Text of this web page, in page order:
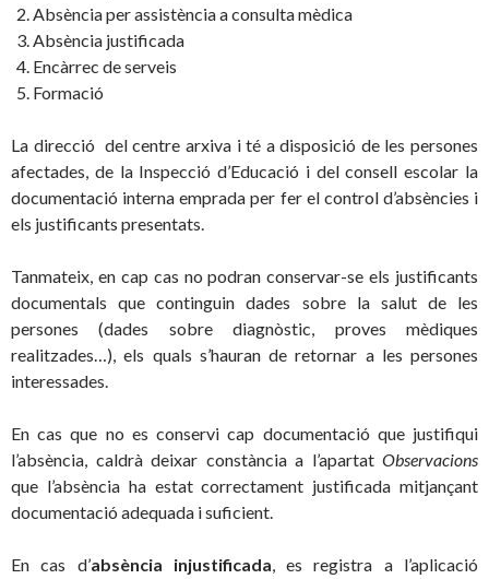
Absència per assistència a consulta mèdica
Absència justificada
Encàrrec de serveis
Formació
La direcció del centre arxiva i té a disposició de les persones
afectades, de la Inspecció d’Educació i del consell escolar la
documentació interna emprada per fer el control d’absències i
els justificants presentats.
Tanmateix, en cap cas no podran conservar-se els justificants
documentals que continguin dades sobre la salut de les
persones (dades sobre diagnòstic, proves mèdiques
realitzades…), els quals s’hauran de retornar a les persones
interessades.
En cas que no es conservi cap documentació que justifiqui
l’absència, caldrà deixar constància a l’apartat Observacions
que l’absència ha estat correctament justificada mitjançant
documentació adequada i suficient.
En cas d’absència injustificada, es registra a l’aplicació